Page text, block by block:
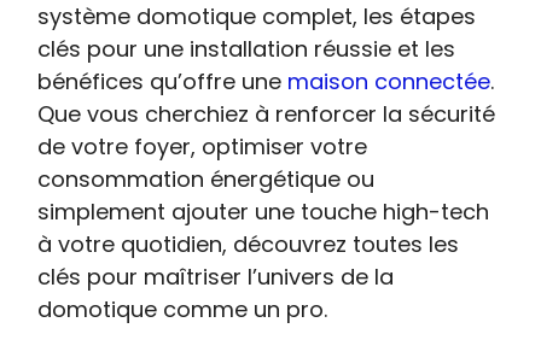
système domotique complet, les étapes
clés pour une installation réussie et les
bénéfices qu’offre une maison connectée.
Que vous cherchiez à renforcer la sécurité
de votre foyer, optimiser votre
consommation énergétique ou
simplement ajouter une touche high-tech
à votre quotidien, découvrez toutes les
clés pour maîtriser l’univers de la
domotique comme un pro.